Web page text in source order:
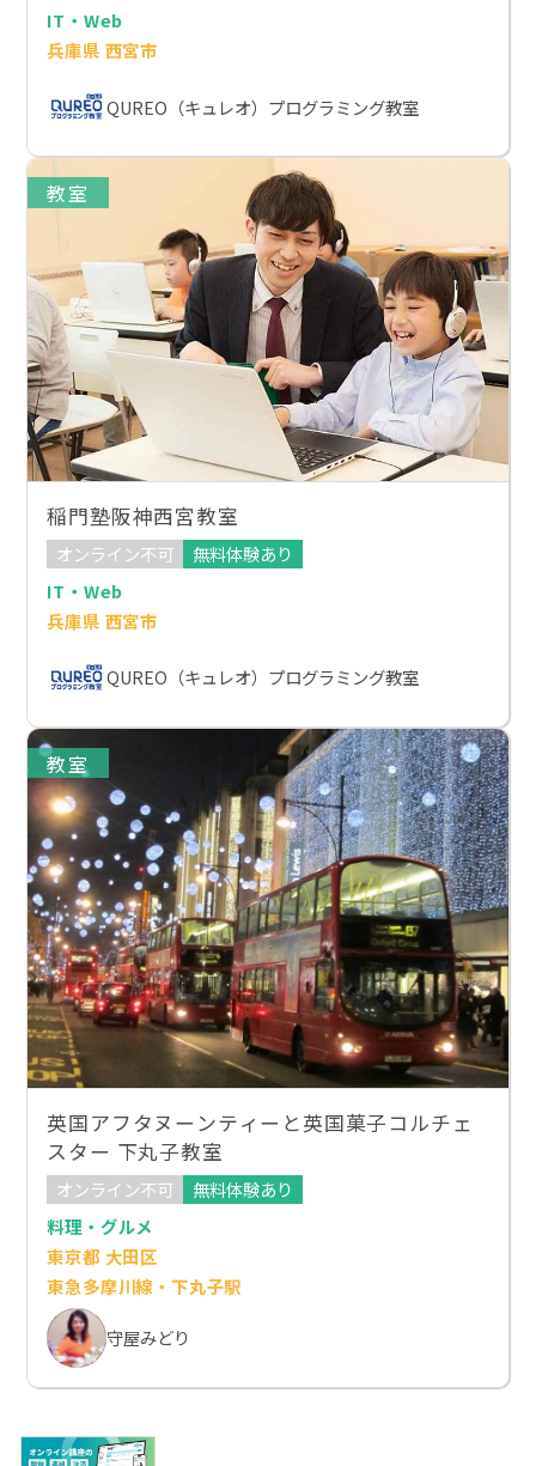
IT・Web
兵庫県 西宮市
QUREO（キュレオ）プログラミング教室
教室
稲門塾阪神西宮教室
オンライン不可
無料体験あり
IT・Web
兵庫県 西宮市
QUREO（キュレオ）プログラミング教室
教室
英国アフタヌーンティーと英国菓子コルチェ
スター 下丸子教室
オンライン不可
無料体験あり
料理・グルメ
東京都 大田区
東急多摩川線・下丸子駅
守屋みどり